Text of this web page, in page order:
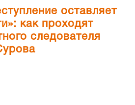
оставляет
как проходят
следователя